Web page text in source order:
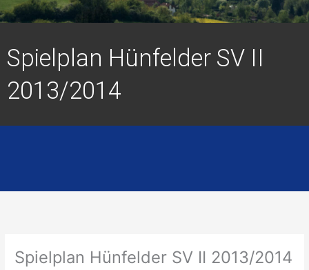
Spielplan Hünfelder SV II
2013/2014
Spielplan Hünfelder SV II 2013/2014